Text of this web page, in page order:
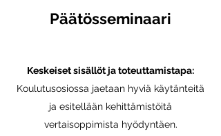
Päätösseminaari
Keskeiset sisällöt ja toteuttamistapa:
Koulutusosiossa jaetaan hyviä käytänteitä
ja esitellään kehittämistöitä
vertaisoppimista hyödyntäen.